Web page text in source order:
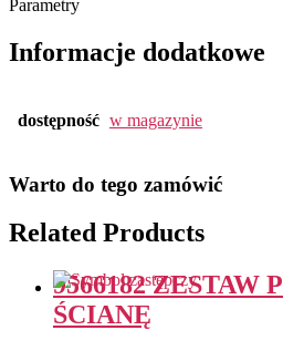
Parametry
Informacje dodatkowe
dostępność w magazynie
Warto do tego zamówić
Related Products
9566182 ZESTAW
ŚCIANĘ